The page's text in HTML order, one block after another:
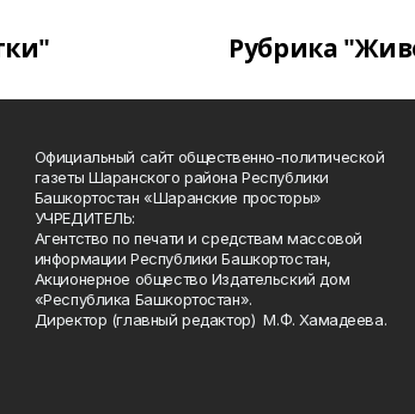
Рубрика
Официальный сайт общественно-политической
газеты Шаранского района Республики
Башкортостан «Шаранские просторы»
УЧРЕДИТЕЛЬ:
Агентство по печати и средствам массовой
информации Республики Башкортостан,
Акционерное общество Издательский дом
«Республика Башкортостан».
Директор (главный редактор) М.Ф. Хамадеева.